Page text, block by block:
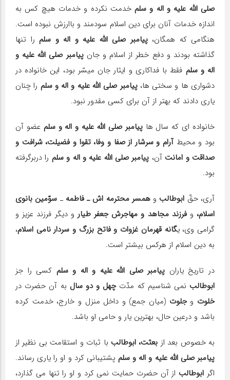
صلی الله علیه و اله و سلمخدمت نکرده و خدمات هیچ کس به
اندازه خدمات آنان برای دین اسلام سودمند و باارزش نبوده است.
هنگامی که همگان،پیامبر صلی الله علیه و اله و سلم را تنها
گذاشته بودند و دفع خطر از اسلام و جانپیامبر صلی الله علیه و
اله و سلم فقط با فداکاری و ایثار جان میسّر بود، این خانواده در
دشواری ها و سختی ها،پیامبر صلی الله علیه و اله و سلم را چنان
یاری دادند که بهتر از آن برای کسی مقدور نبود.
خانواده ای که سال هاپیامبر صلی الله علیه و اله و سلم عضو آن
بود و محیطآرام و سرشار از صفا و وفا، تقوا و فضیلت، شرافت و
صداقت و امانت آن، پیامبر صلی الله علیه و اله و سلم را دربرگرفته
بود.
آری، حقّ ابوطالب وهمسر محترمه اش ـ فاطمه ـ سوّمین بانوی
اسلام، وفرزند مجاهد و مهاجرش جعفر طیار و دیگر فرزند عزیز و
گرامی وی، یگانه قهرمان غزوات و فاتح بزرگ و سردار نامی اسلام،
به دین اسلام از هرکس بیشتر است.
در تاریخ یاران پیامبر صلی الله علیه و اله و سلم کسی را جز
ابوطالب نمی شناسیم که مدّتچهل و دو سال به آن حضرت در
خلوت وجلوت (میان جمع) و داخل منزل و خارج، خدمت کرده
باشد و درعین حال، بهترین یار و حامی او باشد.
به خصوص بعد از بعثت، ابوطالب با ثبات و استقامت بی نظیر از
پیامبر صلی الله علیه و اله و سلم پشتیبانی کرد و او را یاری رساند.
اگر ابوطالب از آن حضرت حمایت نمی کرد و او را تنها می گذارد،